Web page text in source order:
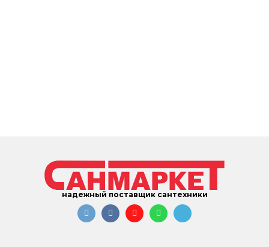
надежный поставщик сантехники